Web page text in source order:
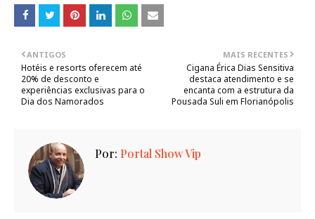
MAIS RECENTES
Cigana Érica Dias Sensitiva
destaca atendimento e se
encanta com a estrutura da
Pousada Suli em Florianópolis
ANTIGOS
Hotéis e resorts oferecem até
20% de desconto e
experiências exclusivas para o
Dia dos Namorados
Por: Portal Show Vip